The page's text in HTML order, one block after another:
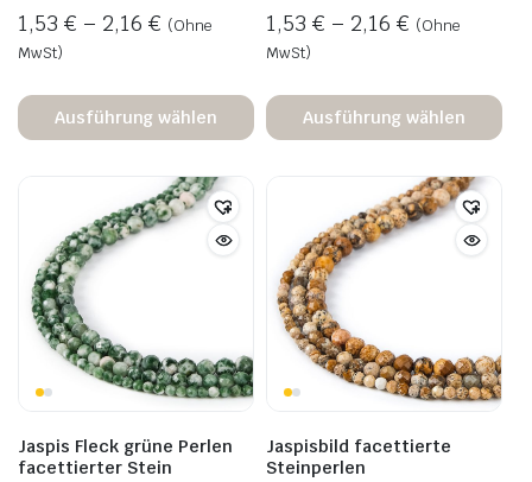
1,53 € – 2,16 € (Ohne
MwSt)
Ausführung wählen
1,53 € – 2,16 € (Ohne
MwSt)
Ausführung wählen
Jaspis Fleck grüne Perlen
facettierter Stein
Jaspisbild facettierte
Steinperlen